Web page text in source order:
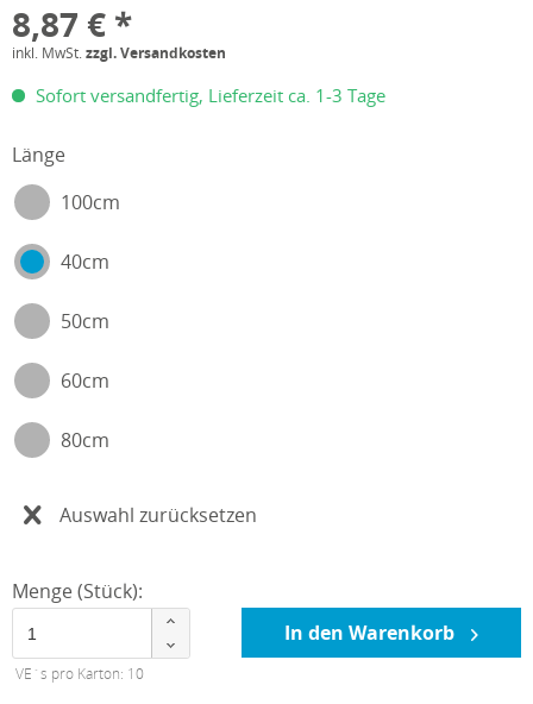
8,87 € *
inkl. MwSt.zzgl. Versandkosten
Sofort versandfertig, Lieferzeit ca. 1-3 Tage
Länge
100cm
40cm
50cm
60cm
80cm
Auswahl zurücksetzen
Menge (Stück):
VE´s pro Karton: 10
In den Warenkorb